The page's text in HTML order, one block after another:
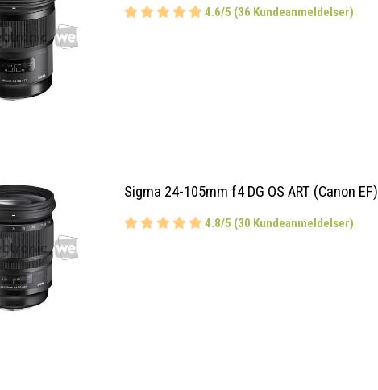
4.6/5 (36 Kundeanmeldelser)
Sigma 24-105mm f4 DG OS ART (Canon EF)
4.8/5 (30 Kundeanmeldelser)